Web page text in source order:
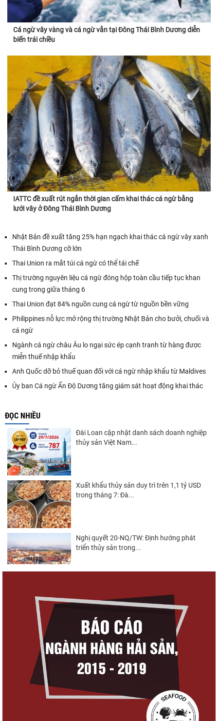
Cá ngừ vây vàng và cá ngừ vằn tại Đông Thái Bình Dương diễn
biến trái chiều
IATTC đề xuất rút ngắn thời gian cấm khai thác cá ngừ bằng
lưới vây ở Đông Thái Bình Dương
Nhật Bản đề xuất tăng 25% hạn ngạch khai thác cá ngừ vây xanh
Thái Bình Dương cỡ lớn
Thai Union ra mắt túi cá ngừ có thể tái chế
Thị trường nguyên liệu cá ngừ đóng hộp toàn cầu tiếp tục khan
cung trong giữa tháng 6
Thai Union đạt 84% nguồn cung cá ngừ từ nguồn bền vững
Philippines nỗ lực mở rộng thị trường Nhật Bản cho bưởi, chuối và
cá ngừ
Ngành cá ngừ châu Âu lo ngại sức ép cạnh tranh từ hàng được
miễn thuế nhập khẩu
Anh Quốc dỡ bỏ thuế quan đối với cá ngừ nhập khẩu từ Maldives
Ủy ban Cá ngừ Ấn Độ Dương tăng giám sát hoạt động khai thác
ĐỌC NHIỀU
Đài Loan cập nhật danh sách doanh nghiệp
thủy sản Việt Nam...
Xuất khẩu thủy sản duy trì trên 1,1 tỷ USD
trong tháng 7: Đà...
Nghị quyết 20-NQ/TW: Định hướng phát
triển thủy sản trong...
(sửa đổi)
Thuế Mục 301 và bài toán thích ứng của
tôm Việt tại thị...
Xuất khẩu cá tra sang CPTPP: Mở rộng cơ